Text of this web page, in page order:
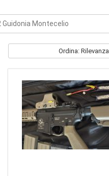
Montecelio
Ordina: Rilevanza